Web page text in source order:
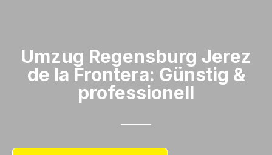
Umzug Regensburg​ Jerez
de la Frontera: Günstig &
professionell​